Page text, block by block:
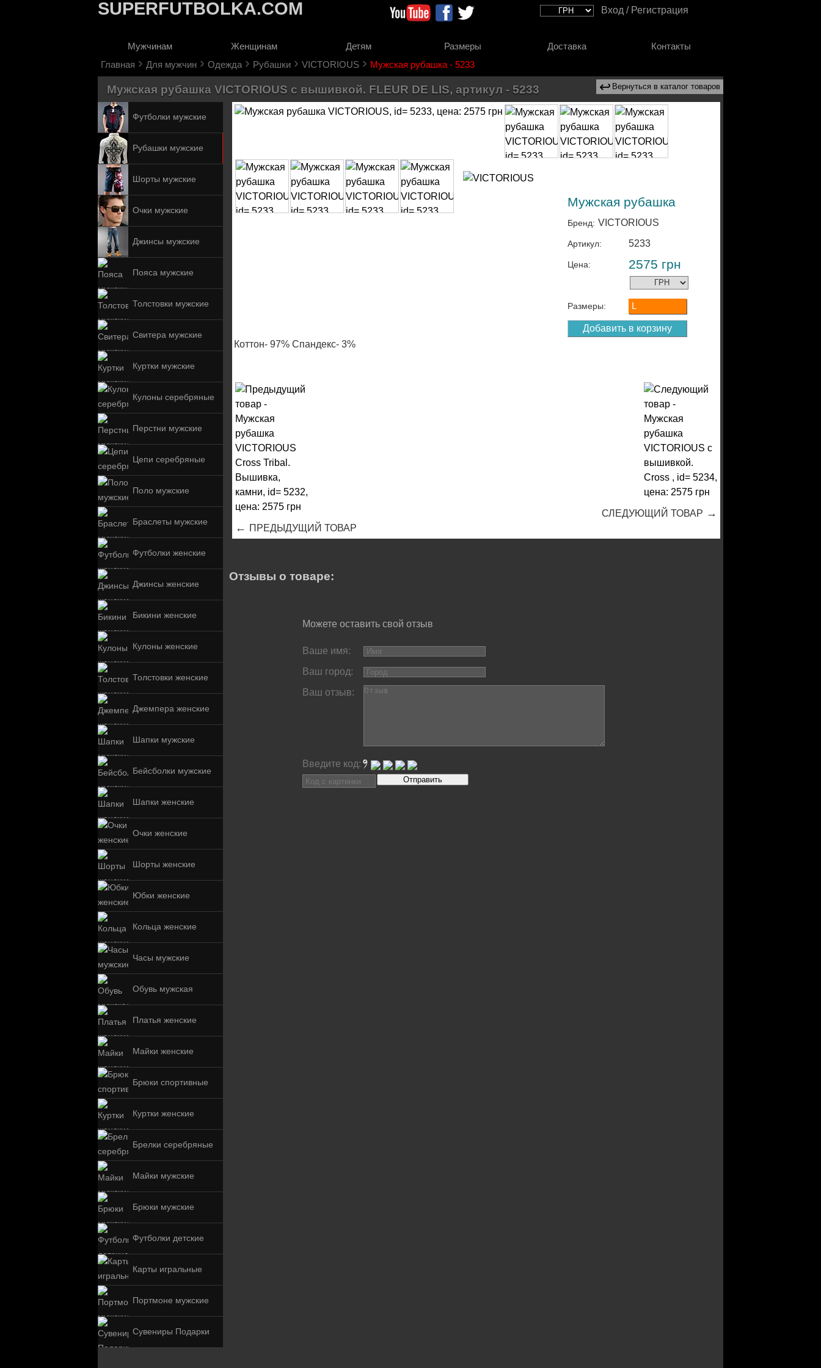
SUPERFUTBOLKA.COM Вход / Регистрация
Размеры Доставка Контакты
Мужчинам Женщинам
Детям
Главная › Для мужчин › Одежда › Рубашки › VICTORIOUS › Мужская рубашка - 5233
Футболки мужские
Рубашки мужские
Шорты мужские
Очки мужские
Джинсы мужские
Пояса мужские
Толстовки мужские
Свитера мужские
Куртки мужские
Кулоны серебряные
Перстни мужские
Цепи серебряные
Поло мужские
Браслеты мужские
Футболки женские
Джинсы женские
Бикини женские
Кулоны женские
Толстовки женские
Джемпера женские
Шапки мужские
Бейсболки мужские
Шапки женские
Очки женские
Шорты женские
Юбки женские
Кольца женские
Часы мужские
Обувь мужская
Платья женские
Майки женские
Брюки спортивные
Куртки женские
Брелки серебряные
Майки мужские
Брюки мужские
Футболки детские
Карты игральные
Портмоне мужские
Сувениры Подарки
Мужская рубашка VICTORIOUS с вышивкой. FLEUR DE LIS, артикул - 5233 ↩ Вернуться в каталог товаров
Мужская рубашка
Бренд: VICTORIOUS
Артикул: 5233
Цена: 2575 грн
Размеры: L
Коттон- 97% Спандекс- 3%
← ПРЕДЫДУЩИЙ ТОВАР
СЛЕДУЮЩИЙ ТОВАР →
Отзывы о товаре:
Можете оставить свой отзыв
Ваше имя:
Ваш город:
Ваш отзыв:
Введите код: